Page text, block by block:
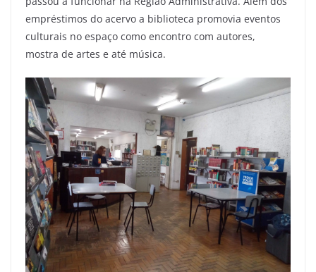
empréstimos do acervo a biblioteca promovia eventos
culturais no espaço como encontro com autores,
mostra de artes e até música.